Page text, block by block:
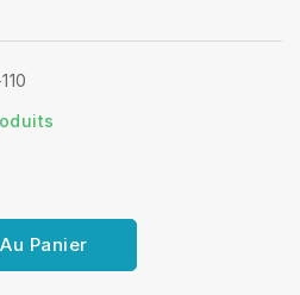
Panier